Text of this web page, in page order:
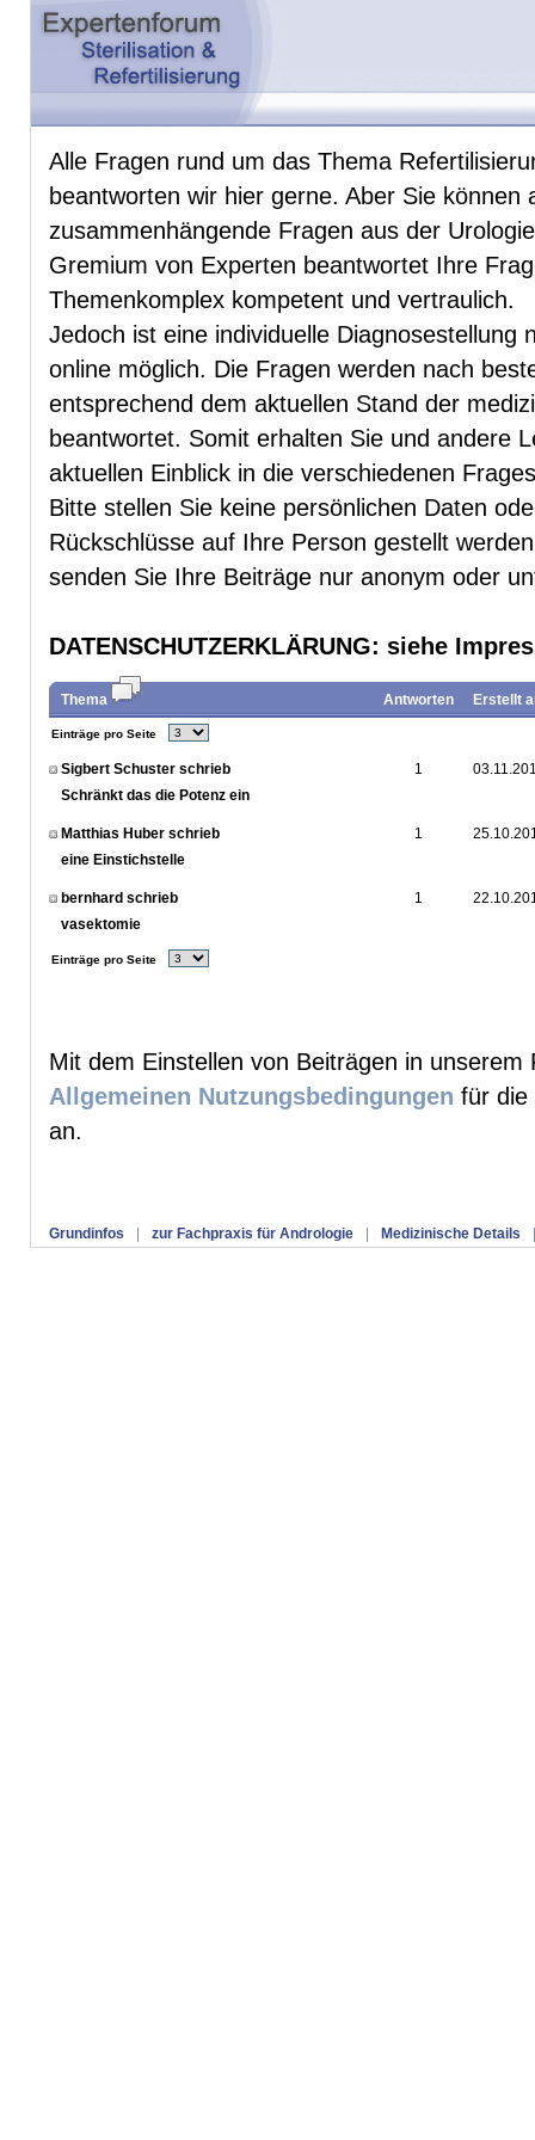
Alle Fragen rund um das Thema
beantworten wir hier gerne. Aber Sie können
zusammenhängende Fragen aus der
Gremium von Experten beantwortet Ihre
Themenkomplex kompetent und vertraulich.
Jedoch ist eine individuelle Diagnosestellung
online möglich. Die Fragen werden nach
entsprechend dem aktuellen Stand der
beantwortet. Somit erhalten Sie und andere
aktuellen Einblick in die verschiedenen
Bitte stellen Sie keine persönlichen Daten
Rückschlüsse auf Ihre Person gestellt
senden Sie Ihre Beiträge nur anonym oder
DATENSCHUTZERKLÄRUNG: siehe
Thema Antworten Erstellt
Einträge pro Seite
Sigbert Schuster schrieb
Schränkt das die Potenz ein
1
Matthias Huber schrieb
eine Einstichstelle
1
bernhard schrieb
vasektomie
1
Einträge pro Seite
Mit dem Einstellen von Beiträgen in
Allgemeinen Nutzungsbedingungen für die
an.
Grundinfos zur Fachpraxis für Andrologie Medizinische Details